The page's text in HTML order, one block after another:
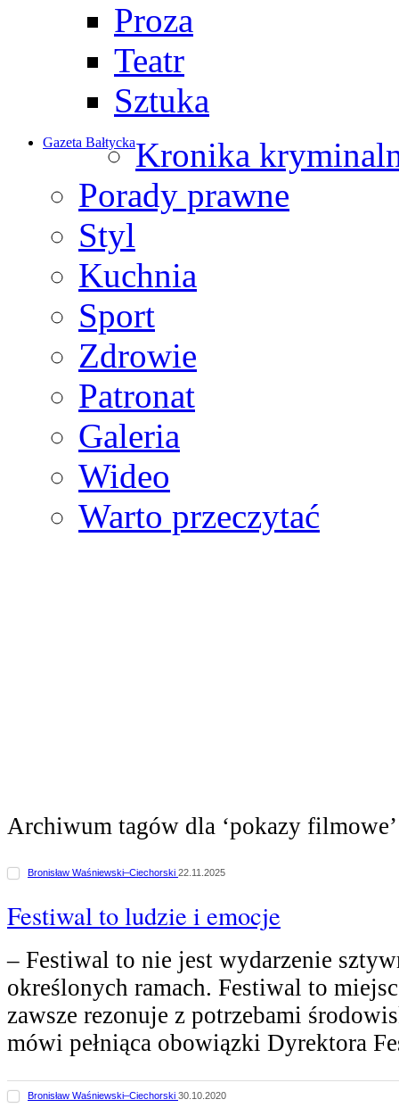
Proza
Teatr
Sztuka
Gazeta BałtyckaKronika
Porady prawne
Styl
Kuchnia
Sport
Zdrowie
Patronat
Galeria
Wideo
Warto przeczytać
Archiwum tagów dla ‘pokazy filmowe’
Bronisław Waśniewski–Ciechorski 22.11.2025
Festiwal to ludzie i emocje
– Festiwal to nie jest wydarzenie
określonych ramach. Festiwal to
zawsze rezonuje z potrzebami
mówi pełniąca obowiązki Dyrektora
Bronisław Waśniewski–Ciechorski 30.10.2020